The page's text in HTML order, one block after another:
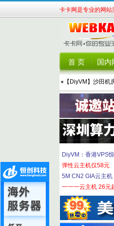
卡卡网是专业的网
首 页 国内
● 【DiyVM】沙田
DiyVM：香港VPS
弹性云主机仅58元
5M CN2 GIA云主机
一一一云主机 26元